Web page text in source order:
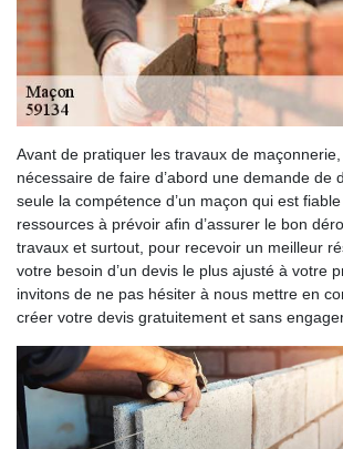
Avant de pratiquer les travaux de
nécessaire de faire d’abord une demande de
seule la compétence d’un maçon qui est
ressources à prévoir afin d’assurer le bon
travaux et surtout, pour recevoir un meilleur
votre besoin d’un devis le plus ajusté à votre
invitons de ne pas hésiter à nous mettre en
créer votre devis gratuitement et sans